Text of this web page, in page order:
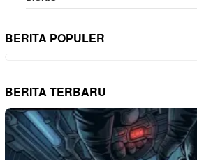
BERITA POPULER
BERITA TERBARU